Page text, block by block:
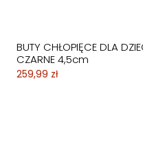
BUTY CHŁOPIĘCE DLA
CZARNE 4,5cm
259,99 zł